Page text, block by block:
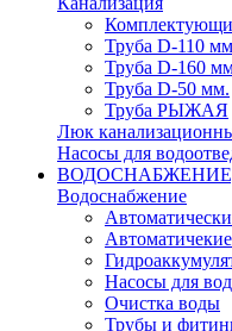
Труба D-110
Труба D-160
Труба D-50 мм.
Труба РЫЖАЯ
Люк
Насосы для
Водоснабжение
Насосы для
Очистка воды
Трубы и